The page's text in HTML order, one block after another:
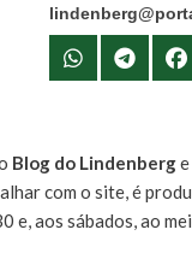
Blog do Lindenberg
com o site, é
e, aos sábados, ao